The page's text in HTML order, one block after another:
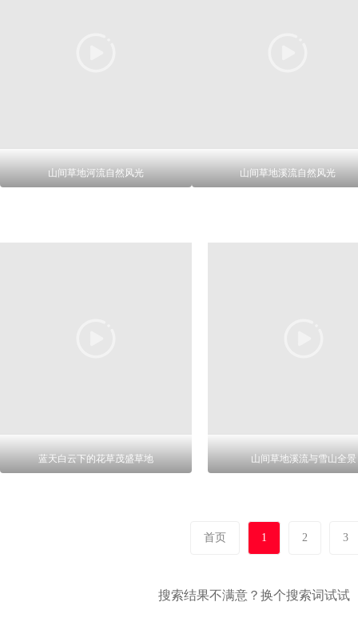
山间草地河流自然风光 山间草地溪流自然风光
蓝天白云下的花草茂盛草地 山间草地溪流与雪山全景
首页 1 2 3
搜索结果不满意？换个搜索词试试